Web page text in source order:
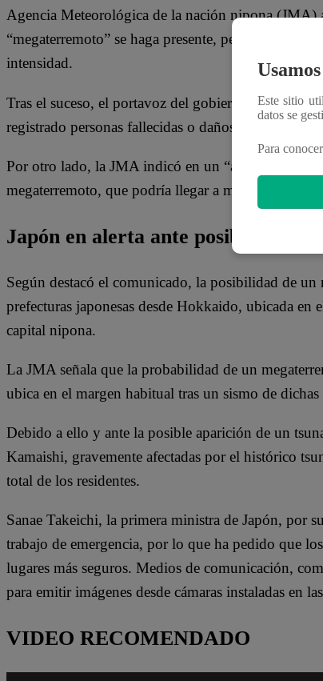
Agencia Meteorológica de la nación nipona
“megaterremoto” se haga presente, pero
intensidad.
Tras el suceso, el portavoz del gobierno de
registrado personas fallecidas o daños de gran
Por otro lado, la JMA indicó en un “aviso especial”
megaterremoto, que podría llegar a magnitudes de
Japón en alerta ante posible
Según destacó el comunicado, la posibilidad de
prefecturas japonesas desde Hokkaido, ubicada
capital nipona.
La JMA señala que la probabilidad de un
ubica en el margen habitual tras un sismo de
Debido a ello y ante la posible aparición de un
Kamaishi, gravemente afectadas por el histórico
total de los residentes.
Sanae Takeichi, la primera ministra de Japón, por
trabajo de emergencia, por lo que ha pedido que
lugares más seguros. Medios de comunicación,
para emitir imágenes desde cámaras instaladas en
VIDEO RECOMENDADO
Este sitio
datos se
Para